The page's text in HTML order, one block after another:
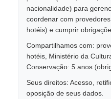
nacionalidade) para
coordenar com
hotéis) e cumprir
Compartilhamos com:
hotéis, Ministério da
Conservação: 5 anos
Seus direitos: Acesso,
oposição de seus dados.